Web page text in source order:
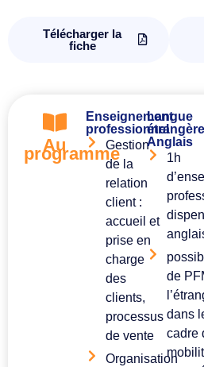
Télécharger la
fiche
Au
programme
Enseignement
professionnel
Gestion
de la
relation
client :
accueil et
prise en
charge
des
clients,
processus
de vente
Organisation
Langue
étrangère
Anglais
1h
de
dans
cadre